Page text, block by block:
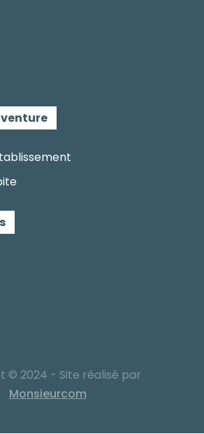
© 2024 - Site réalisé par
Monsieurcom